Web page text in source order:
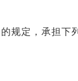
规定，承担下